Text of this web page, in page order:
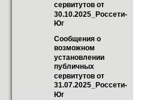
сервитутов от
30.10.2025_Россети-
Юг
Сообщения о
возможном
установлении
публичных
сервитутов от
31.07.2025_Россети-
Юг